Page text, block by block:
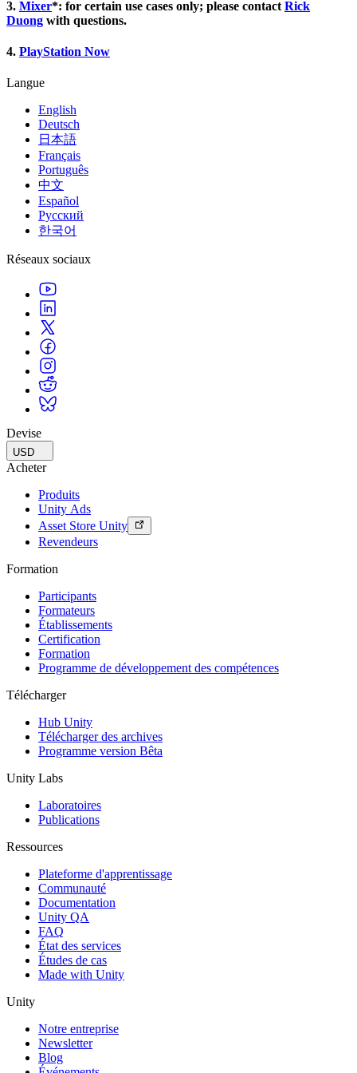
Informations post-lancement et opérations de jeu en direct
Développez
Faites-vous découvrir et acquérez des utilisateurs mobiles
Achats intégrés
Gérer IAP entre les magasins et D2C
Monétisation
Connectez les joueurs avec les bons jeux
Faites de la publicité avec Unity
Cas d’utilisation
Créez et développez des succès mobiles avec Unity
Jeux indépendants
Lancez de grands jeux avec de petites équipes
Jeux XR
Lancez des jeux XR sur plusieurs plateformes
Jeux multijoueur
Simplifiez le développement de jeux multijoueurs
Transformer les expériences en magasin en expériences en ligne
Automobile
Voir toutes les industries
Informations
Études de cas
Histoires de succès dans le monde réel
Conseils et astuces d'experts
Démos
Démos, échantillons et éléments de base
Toutes les ressources
Nouveautés
Blog
Mises à jour, informations et conseils techniques
Actualités
Actualités, histoires et centre de presse
Rejoignez les développeurs, créateurs et initiés
Unity Awards
Célébration des créateurs Unity dans le monde entier
Conseils pratiques et meilleures pratiques
Formation
Démarrez votre carrière
Pour les enseignants
Boostez votre enseignement
Licence d'enseignement subventionnée
Apportez la puissance de Unity à votre institution
Certifications
Prouvez votre maîtrise de Unity
3. Mixer*: for certain use cases only; please contact Rick
Duong with questions.
4. PlayStation Now
Langue
English
Deutsch
日本語
Français
Português
中文
Español
Русский
한국어
Réseaux sociaux
Devise
USD
Acheter
Produits
Unity Ads
Asset Store Unity
Revendeurs
Formation
Participants
Formateurs
Établissements
Certification
Formation
Programme de développement des compétences
Télécharger
Hub Unity
Télécharger des archives
Programme version Bêta
Unity Labs
Laboratoires
Publications
Ressources
Plateforme d'apprentissage
Communauté
Documentation
Unity QA
FAQ
État des services
Études de cas
Made with Unity
Unity
Notre entreprise
Newsletter
Blog